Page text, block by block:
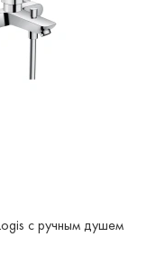
с ручным душем